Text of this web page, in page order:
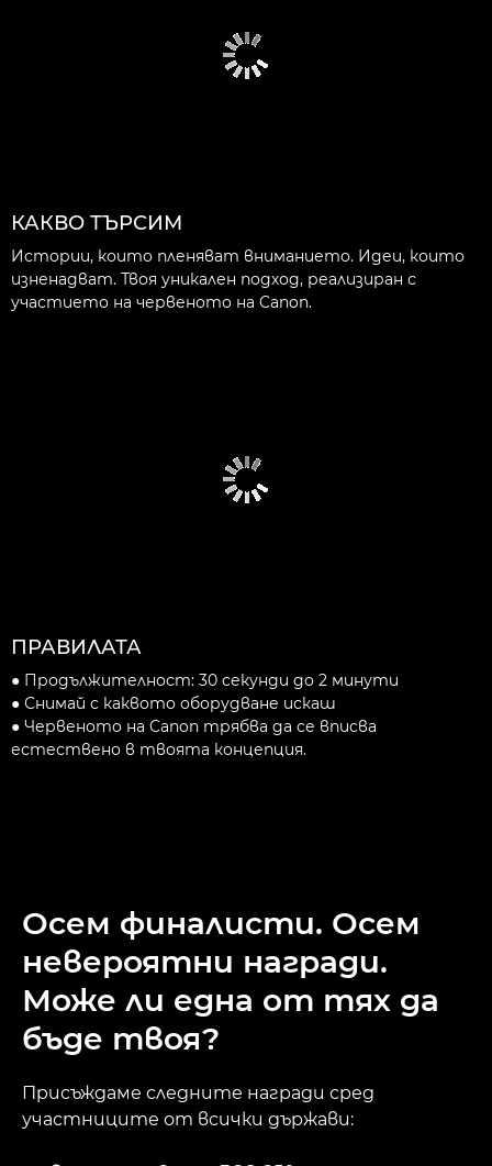
КАКВО ТЪРСИМ
Истории, които пленяват вниманието. Идеи, които
изненадват. Твоя уникален подход, реализиран с
участието на червеното на Canon.
ПРАВИЛАТА
● Продължителност: 30 секунди до 2 минути
● Снимай с каквото оборудване искаш
● Червеното на Canon трябва да се вписва
естествено в твоята концепция.
Осем финалисти. Осем
невероятни награди.
Може ли една от тях да
бъде твоя?
Присъждаме следните награди сред
участниците от всички държави: